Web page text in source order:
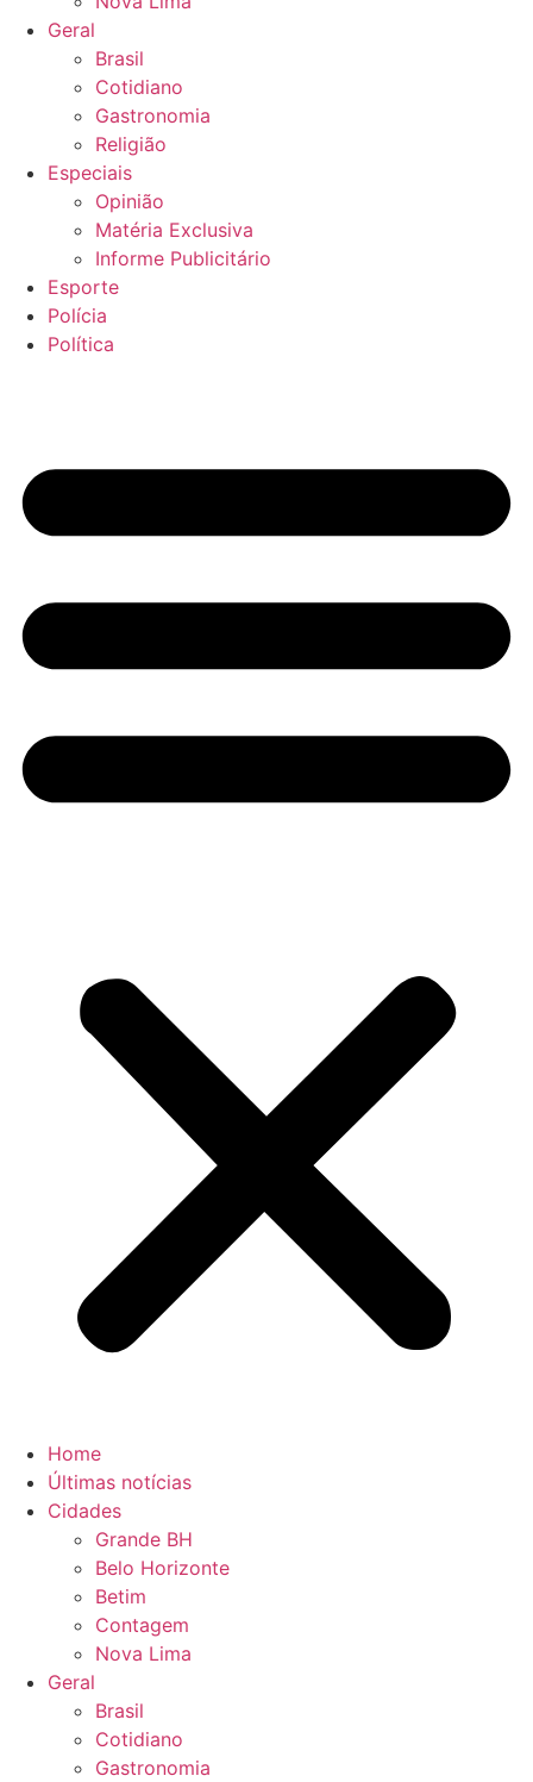
Geral
Brasil
Cotidiano
Gastronomia
Religião
Especiais
Opinião
Matéria Exclusiva
Informe Publicitário
Esporte
Polícia
Política
Home
Últimas notícias
Cidades
Grande BH
Belo Horizonte
Betim
Contagem
Nova Lima
Geral
Brasil
Cotidiano
Gastronomia